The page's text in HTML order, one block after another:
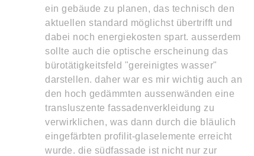
ein gebäude zu planen, das technisch den
aktuellen standard möglichst übertrifft und
dabei noch energiekosten spart. ausserdem
sollte auch die optische erscheinung das
bürotätigkeitsfeld "gereinigtes wasser"
darstellen. daher war es mir wichtig auch an
den hoch gedämmten aussenwänden eine
transluszente fassadenverkleidung zu
verwirklichen, was dann durch die bläulich
eingefärbten profilit-glaselemente erreicht
wurde. die südfassade ist nicht nur zur